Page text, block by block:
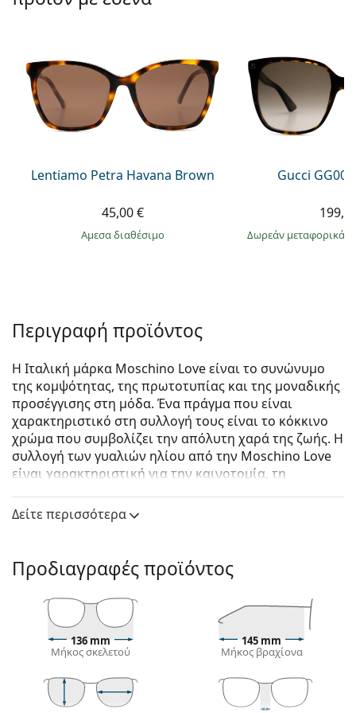
Persol
Όλες οι μάρκες
Lentiamo Petra Havana Brown
45,00 €
άμεσα διαθέσιμο
Gucci
Δωρεάν μεταφορικά
Περιγραφή προϊόντος
Η Ιταλική μάρκα Moschino Love είναι το συνώνυμο
της κομψότητας, της πρωτοτυπίας και της μοναδικής
προσέγγισης στη μόδα. Ένα πράγμα που είναι
χαρακτηριστικό στη συλλογή τους είναι το κόκκινο
χρώμα που συμβολίζει την απόλυτη χαρά της ζωής. Η
συλλογή των γυαλιών ηλίου από την Moschino Love
είναι χαρακτηριστική για την καινοτομία, τη
παρουσία τους.
Δείτε πώς φαίνονται πάνω σας αυτά τα γυαλιά ηλίου
με τη λειτουργία του Εικονικού καθρέφτη του
Lentiamo.
Σκελετός γυαλιών ηλίου
το ζεστό χρώμα του δέρματος και ανοιχτά καφέ,
μαύρα ή σκούρα ξανθά μαλλιά.
Δείτε περισσότερα
Προδιαγραφές προϊόντος
136 mm
Μήκος σκελετού
145 mm
Μήκος βραχίονα